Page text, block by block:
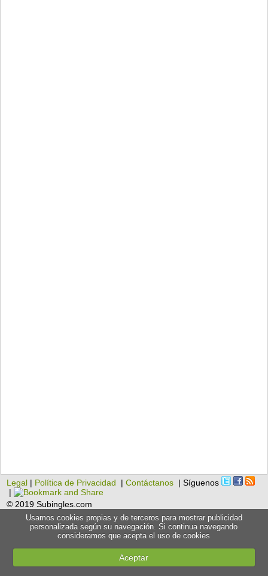
Legal | Política de Privacidad |Contáctanos | Síguenos
|
© 2019 Subingles.com
Usamos cookies propias y de terceros para mostrar publicidad
personalizada según su navegación. Si continua navegando
consideramos que acepta el uso de cookies
Aceptar